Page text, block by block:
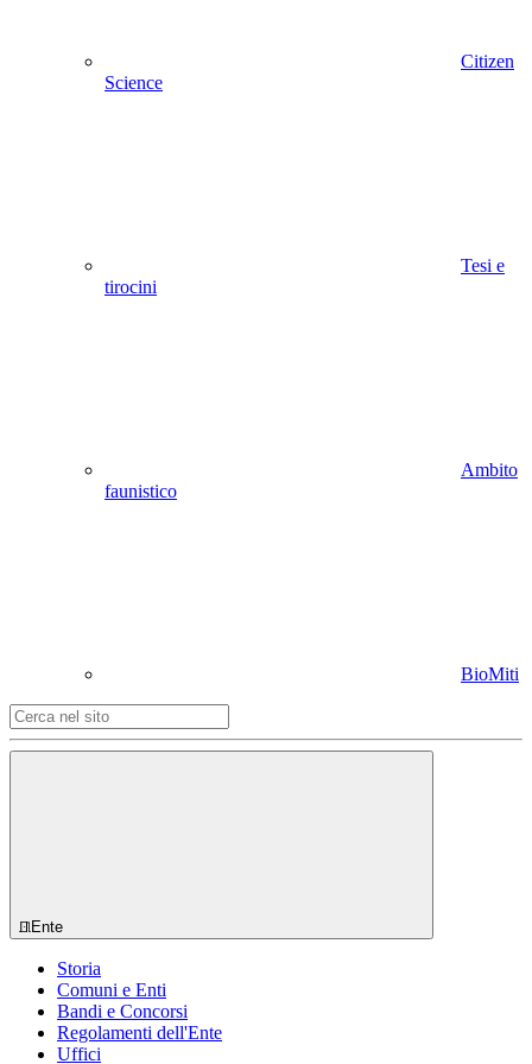
Citizen
Science
Tesi e
tirocini
Ambito
faunistico
BioMiti
Ente
Storia
Comuni e Enti
Bandi e Concorsi
Regolamenti dell'Ente
Uffici